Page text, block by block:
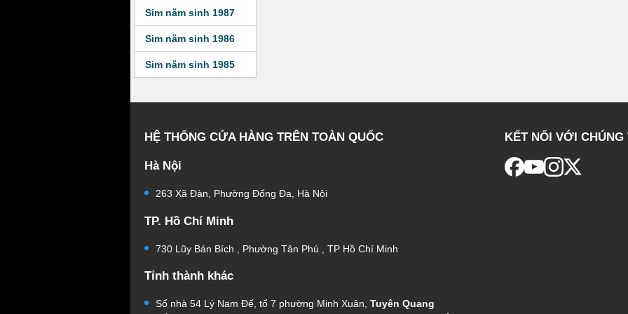
Sim năm sinh 1987
Sim năm sinh 1986
Sim năm sinh 1985
HỆ THỐNG CỬA HÀNG TRÊN TOÀN QUỐC
Hà Nội
263 Xã Đàn, Phường Đống Đa, Hà Nội
TP. Hồ Chí Minh
730 Lũy Bán Bích , Phường Tân Phú , TP Hồ Chí Minh
Tỉnh thành khác
Số nhà 54 Lý Nam Đế, tổ 7 phường Minh Xuân, Tuyên Quang
KẾT NỐI VỚI CHÚNG